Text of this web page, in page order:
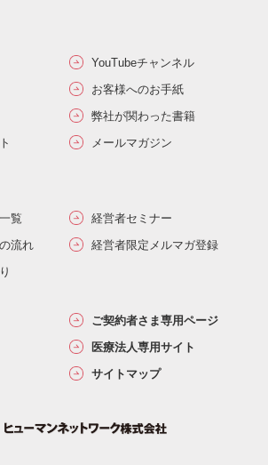
YouTubeチャンネル
お客様へのお手紙
弊社が関わった書籍
メールマガジン
覧
経営者セミナー
流れ
経営者限定メルマガ登録
ご契約者さま専用ページ
医療法人専用サイト
サイトマップ